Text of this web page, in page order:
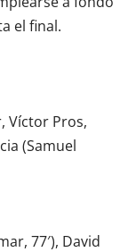
el final.
Víctor Pros,
(Samuel
77′), David